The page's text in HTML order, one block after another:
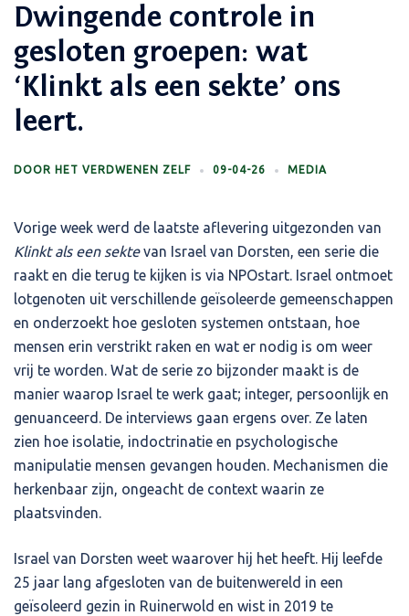
Dwingende controle in
gesloten groepen: wat
‘Klinkt als een sekte’ ons
leert.
DOOR HET VERDWENEN ZELF 09-04-26 MEDIA
Vorige week werd de laatste aflevering uitgezonden van
Klinkt als een sektevan Israel van Dorsten, een serie die
raakt en die terug te kijken is via NPOstart. Israel ontmoet
lotgenoten uit verschillende geïsoleerde gemeenschappen
en onderzoekt hoe gesloten systemen ontstaan, hoe
mensen erin verstrikt raken en wat er nodig is om weer
vrij te worden. Wat de serie zo bijzonder maakt is de
manier waarop Israel te werk gaat; integer, persoonlijk en
genuanceerd. De interviews gaan ergens over. Ze laten
zien hoe isolatie, indoctrinatie en psychologische
manipulatie mensen gevangen houden. Mechanismen die
herkenbaar zijn, ongeacht de context waarin ze
plaatsvinden.
Israel van Dorsten weet waarover hij het heeft. Hij leefde
25 jaar lang afgesloten van de buitenwereld in een
geïsoleerd gezin in Ruinerwold en wist in 2019 te